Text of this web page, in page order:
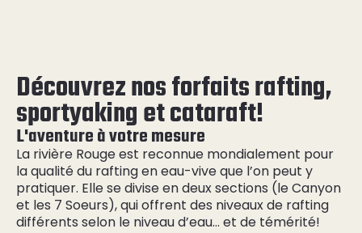
Découvrez nos forfaits rafting,
sportyaking et cataraft!
L'aventure à votre mesure
La rivière Rouge est reconnue mondialement pour
la qualité du rafting en eau-vive que l’on peut y
pratiquer. Elle se divise en deux sections (le Canyon
et les 7 Soeurs), qui offrent des niveaux de rafting
différents selon le niveau d’eau… et de témérité!